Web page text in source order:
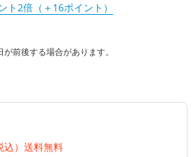
ト2倍（＋16ポイント）
前後する場合があります。
込）送料無料